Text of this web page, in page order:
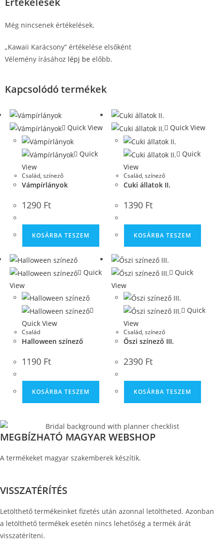
Még nincsenek értékelések.
„Kawaii Karácsony” értékelése elsőként
Vélemény írásához lépj be előbb.
Kapcsolódó termékek
Quick View
Quick
View
Család, színező
Vámpírlányok
1290 Ft
KOSÁRBA TESZEM
Quick View
Quick
View
Család,színező
Cuki állatok II.
1390 Ft
KOSÁRBA TESZEM
Quick
View
Quick View
Család
Halloween színező
1190 Ft
KOSÁRBA TESZEM
Quick
View
Quick
View
Család,színező
Őszi színező III.
2390 Ft
KOSÁRBA TESZEM
MEGBÍZHATÓ MAGYAR WEBSHOP
A termékeket magyar szakemberek készítik.
VISSZATÉRÍTÉS
Letölthető termékeinket fizetés után azonnal letöltheted. Azonban
a letölthető termékek esetén nincs lehetőség a termék árát
visszatéríteni.